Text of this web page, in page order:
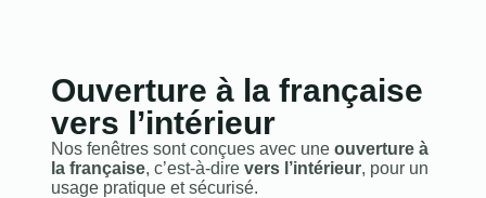
Ouverture à la française
vers l’intérieur
Nos fenêtres sont conçues avec une ouverture à
la française, c’est-à-dire vers l’intérieur, pour un
usage pratique et sécurisé.